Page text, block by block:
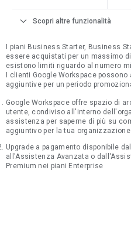
expand_more Scopri altre funzionalità
I piani Business Starter, Business
essere acquistati per un massimo
esistono limiti riguardo al numero
I clienti Google Workspace
aggiuntive per un periodo
Google Workspace offre spazio di
utente, condiviso all'interno
assistenza per saperne di più su
aggiuntivo per la tua organizzazione.
Upgrade a pagamento disponibile
all'Assistenza Avanzata o
Premium nei piani Enterprise